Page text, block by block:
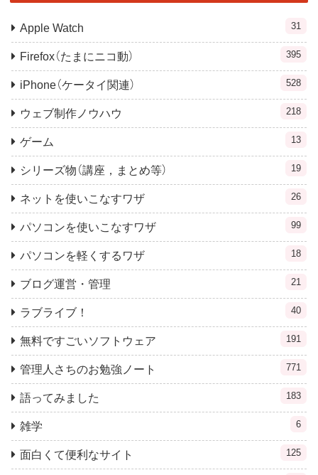
Apple Watch 31
Firefox（たまにニコ動） 395
iPhone（ケータイ関連） 528
ウェブ制作ノウハウ 218
ゲーム 13
シリーズ物（講座，まとめ等） 19
ネットを使いこなすワザ 26
パソコンを使いこなすワザ 99
パソコンを軽くするワザ 18
ブログ運営・管理 21
ラブライブ！ 40
無料ですごいソフトウェア 191
管理人さちのお勉強ノート 771
語ってみました 183
雑学 6
面白くて便利なサイト 125